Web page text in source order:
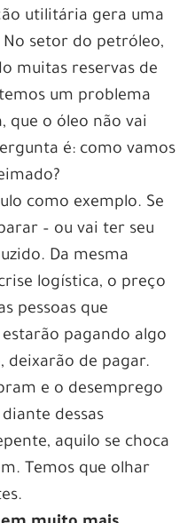
utilitária gera uma
setor do petróleo,
muitas reservas de
um problema
que o óleo não vai
é: como vamos
como exemplo. Se
– ou vai ter seu
Da mesma
logística, o preço
pessoas que
pagando algo
deixarão de pagar.
e o desemprego
dessas
aquilo se choca
Temos que olhar